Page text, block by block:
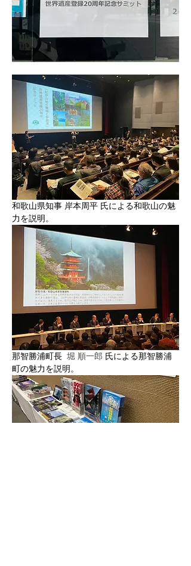
和歌山県知事 岸本周平 氏による和歌山の魅
力を説明。
那智勝浦町長 堀 順一郎 氏による那智勝浦
町の魅力を説明。